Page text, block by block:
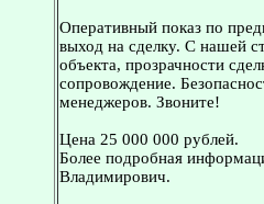
Оперативный показ по
выход на сделку. С нашей
объекта, прозрачности
сопровождение.
менеджеров. Звоните!
Цена 25 000 000 рублей.
Более подробная
Владимирович.